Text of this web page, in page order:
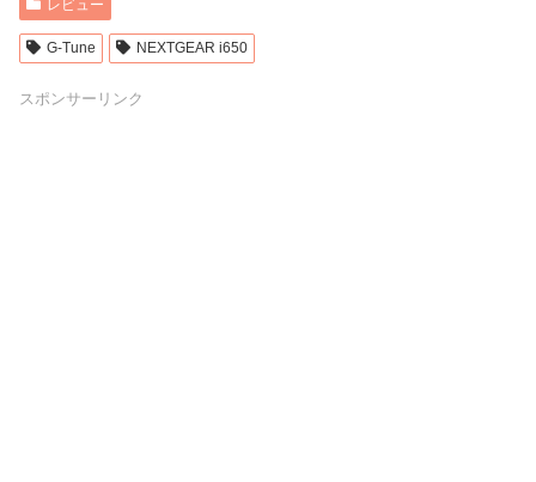
レビュー
G-Tune NEXTGEAR i650
スポンサーリンク